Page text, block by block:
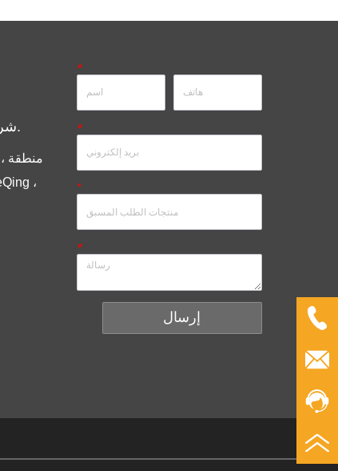
شركة مجموعة أنديلي المحدودة.
*
*
*
*
إرسال